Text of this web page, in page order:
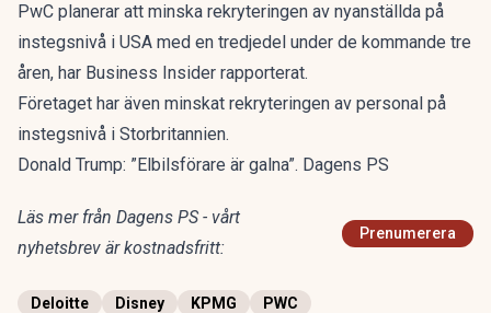
PwC planerar att minska rekryteringen av nyanställda på
instegsnivå i USA med en tredjedel under de kommande tre
åren, har Business Insider rapporterat.
Företaget har även minskat rekryteringen av personal på
instegsnivå i Storbritannien.
Donald Trump: ”Elbilsförare är galna”. Dagens PS
Läs mer från Dagens PS - vårt
nyhetsbrev är kostnadsfritt:
Prenumerera
Deloitte Disney KPMG PWC